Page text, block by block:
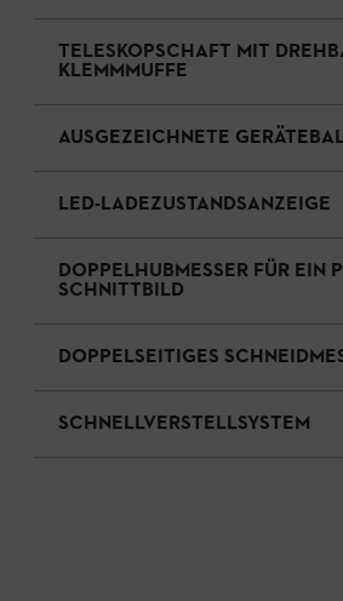
TELESKOPSCHAFT MIT
KLEMMMUFFE
AUSGEZEICHNETE
LED-LADEZUSTANDSANZEIGE
DOPPELHUBMESSER FÜR EIN
SCHNITTBILD
DOPPELSEITIGES
SCHNELLVERSTELLSYSTEM